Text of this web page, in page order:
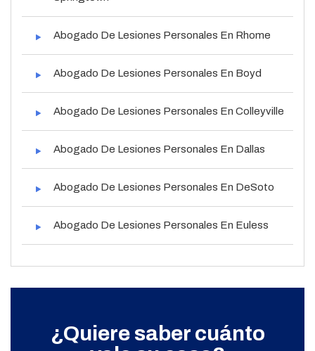
Abogado De Lesiones Personales En Rhome
Abogado De Lesiones Personales En Boyd
Abogado De Lesiones Personales En Colleyville
Abogado De Lesiones Personales En Dallas
Abogado De Lesiones Personales En DeSoto
Abogado De Lesiones Personales En Euless
¿Quiere saber cuánto